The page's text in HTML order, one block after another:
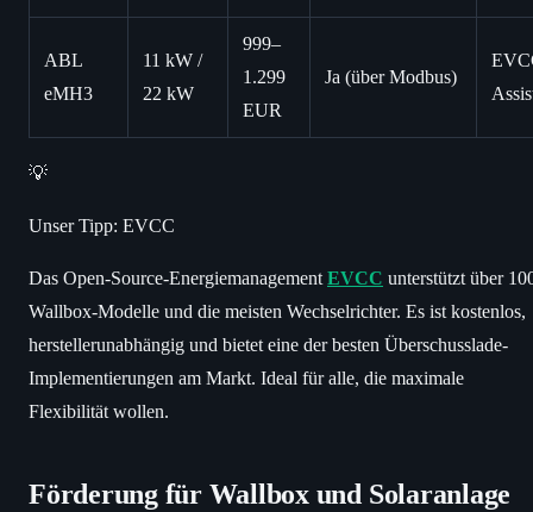
ABL
eMH3
11 kW /
22 kW
999–
1.299
EUR
Ja (über Modbus)
💡
Unser Tipp: EVCC
Das Open-Source-Energiemanagement EVCC unterstützt über
Wallbox-Modelle und die meisten Wechselrichter. Es ist kostenlos,
herstellerunabhängig und bietet eine der besten Überschusslade-
Implementierungen am Markt. Ideal für alle, die maximale
Flexibilität wollen.
Förderung für Wallbox und Solaranlage